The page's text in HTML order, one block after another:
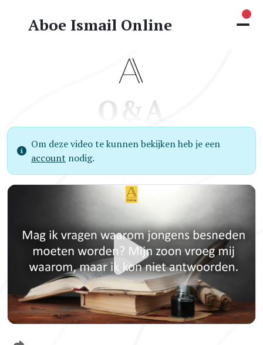
Aboe Ismail Online
Q&A
Om deze video te kunnen bekijken heb je een
account nodig.